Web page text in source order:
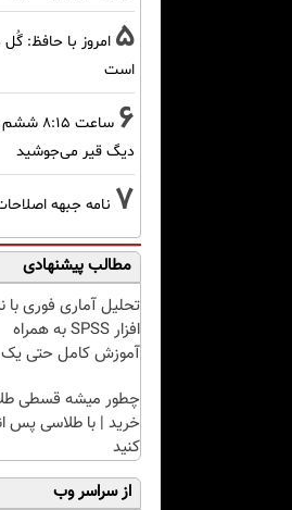
5 امروز با حافظ:
است
6
ساعت
دیگ قیر می‌جوشید
7 نامه جبهه
مطالب پیشنهادی
تحلیل آماری فوری با
افزار SPSS به همراه
آموزش کامل حتی یک
چطور میشه قسطی
خرید | با طلاسی پس
کنید
از سراسر وب